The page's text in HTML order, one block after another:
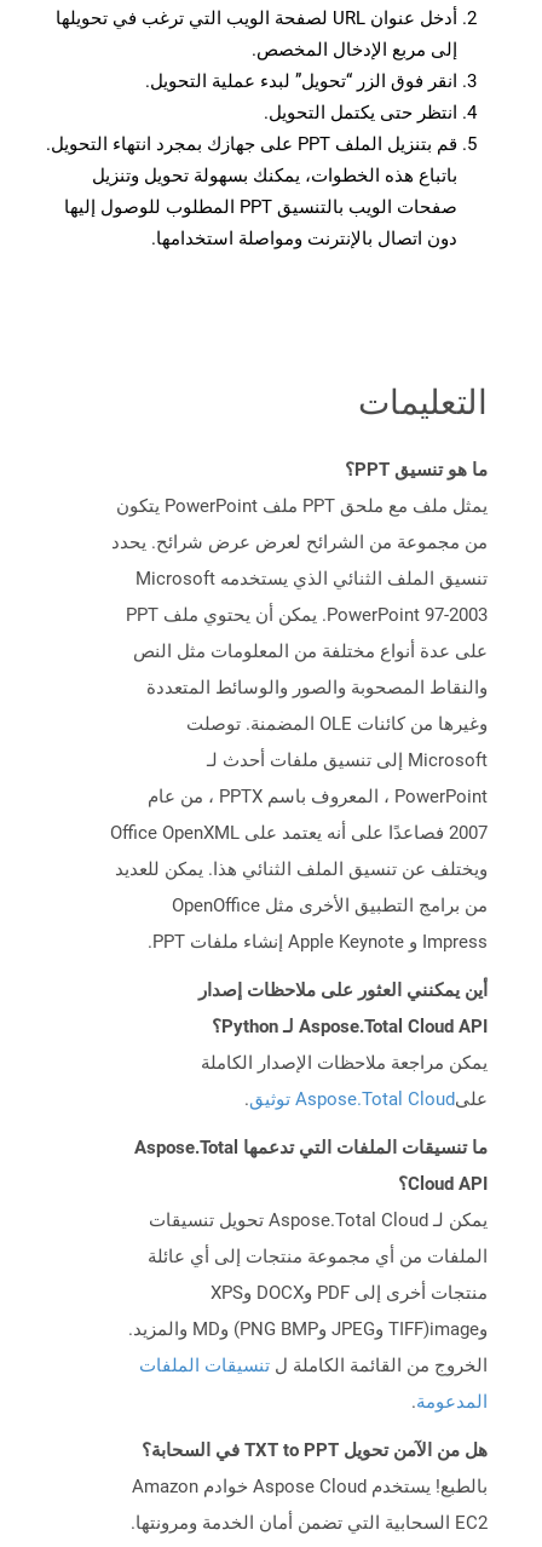
أدخل عنوان URL لصفحة الويب التي ترغب في تحويلها
إلى مربع الإدخال المخصص.
انقر فوق الزر “تحويل” لبدء عملية التحويل.
انتظر حتى يكتمل التحويل.
قم بتنزيل الملف PPT على جهازك بمجرد انتهاء التحويل.
باتباع هذه الخطوات، يمكنك بسهولة تحويل وتنزيل
صفحات الويب بالتنسيق PPT المطلوب للوصول إليها
دون اتصال بالإنترنت ومواصلة استخدامها.
التعليمات
ما هو تنسيق PPT؟
يمثل ملف مع ملحق PPT ملف PowerPoint يتكون
من مجموعة من الشرائح لعرض عرض شرائح. يحدد
تنسيق الملف الثنائي الذي يستخدمه Microsoft
PowerPoint 97-2003. يمكن أن يحتوي ملف PPT
على عدة أنواع مختلفة من المعلومات مثل النص
والنقاط المصحوبة والصور والوسائط المتعددة
وغيرها من كائنات OLE المضمنة. توصلت
Microsoft إلى تنسيق ملفات أحدث لـ
PowerPoint ، المعروف باسم PPTX ، من عام
2007 فصاعدًا على أنه يعتمد على Office OpenXML
ويختلف عن تنسيق الملف الثنائي هذا. يمكن للعديد
من برامج التطبيق الأخرى مثل OpenOffice
Impress و Apple Keynote إنشاء ملفات PPT.
أين يمكنني العثور على ملاحظات إصدار
Aspose.Total Cloud API لـ Python؟
يمكن مراجعة ملاحظات الإصدار الكاملة
علىAspose.Total Cloud توثيق .
ما تنسيقات الملفات التي تدعمها Aspose.Total
Cloud API؟
يمكن لـ Aspose.Total Cloud تحويل تنسيقات
الملفات من أي مجموعة منتجات إلى أي عائلة
منتجات أخرى إلى PDF وDOCX وXPS
وimage(TIFF وJPEG وPNG BMP) وMD والمزيد.
الخروج من القائمة الكاملة ل تنسيقات الملفات
المدعومة.
هل من الآمن تحويل TXT to PPT في السحابة؟
بالطبع! يستخدم Aspose Cloud خوادم Amazon
EC2 السحابية التي تضمن أمان الخدمة ومرونتها.